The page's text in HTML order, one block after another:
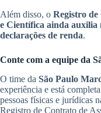
Além disso, o Registro de
e Científica ainda auxilia
declarações de renda.
Conte com a equipe da
O time da São Paulo
experiência e está
pessoas físicas e jurídicas
Registro de Contrato de